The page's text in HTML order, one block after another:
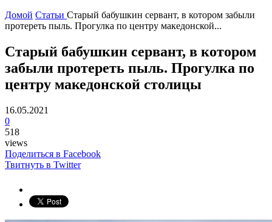
Домой Статьи Старый бабушкин сервант, в котором забыли
протереть пыль. Прогулка по центру македонской...
Старый бабушкин сервант, в котором
забыли протереть пыль. Прогулка по
центру македонской столицы
16.05.2021
0
518
views
Поделиться в Facebook
Твитнуть в Twitter